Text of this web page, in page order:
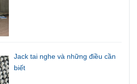
Jack tai nghe và những điều cần
biết